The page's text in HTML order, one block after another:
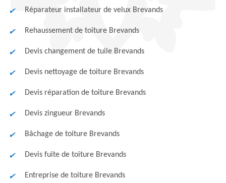
Réparateur installateur de velux Brevands
Rehaussement de toiture Brevands
Devis changement de tuile Brevands
Devis nettoyage de toiture Brevands
Devis réparation de toiture Brevands
Devis zingueur Brevands
Bâchage de toiture Brevands
Devis fuite de toiture Brevands
Entreprise de toiture Brevands